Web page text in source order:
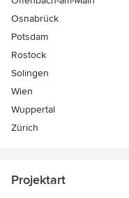
Osnabrück
Potsdam
Rostock
Solingen
Wien
Wuppertal
Zürich
Projektart